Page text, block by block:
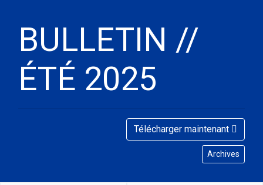
BULLETIN //
ÉTÉ 2025
Télécharger maintenant
Archives